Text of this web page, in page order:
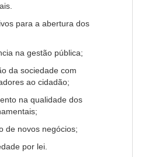
para a abertura dos
na gestão pública;
da sociedade com
ao cidadão;
na qualidade dos
de novos negócios;
por lei.